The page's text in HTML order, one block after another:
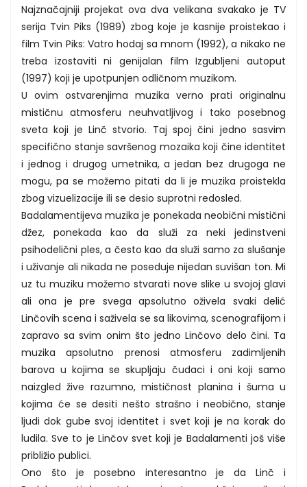
Najznačajniji projekat ova dva velikana svakako je TV
serija Tvin Piks (1989) zbog koje je kasnije proistekao i
film Tvin Piks: Vatro hodaj sa mnom (1992), a nikako ne
treba izostaviti ni genijalan film Izgubljeni autoput
(1997) koji je upotpunjen odličnom muzikom.
U ovim ostvarenjima muzika verno prati originalnu
mističnu atmosferu neuhvatljivog i tako posebnog
sveta koji je Linč stvorio. Taj spoj čini jedno sasvim
specifično stanje savršenog mozaika koji čine identitet
i jednog i drugog umetnika, a jedan bez drugoga ne
mogu, pa se možemo pitati da li je muzika proistekla
zbog vizuelizacije ili se desio suprotni redosled.
Badalamentijeva muzika je ponekada neobični mistični
džez, ponekada kao da služi za neki jedinstveni
psihodelični ples, a često kao da služi samo za slušanje
i uživanje ali nikada ne poseduje nijedan suvišan ton. Mi
uz tu muziku možemo stvarati nove slike u svojoj glavi
ali ona je pre svega apsolutno oživela svaki delić
Linčovih scena i saživela se sa likovima, scenografijom i
zapravo sa svim onim što jedno Linčovo delo čini. Ta
muzika apsolutno prenosi atmosferu zadimljenih
barova u kojima se skupljaju čudaci i oni koji samo
naizgled žive razumno, mističnost planina i šuma u
kojima će se desiti nešto strašno i neobično, stanje
ljudi dok gube svoj identitet i svet koji je na korak do
ludila. Sve to je Linčov svet koji je Badalamenti još više
približio publici.
Ono što je posebno interesantno je da Linč i